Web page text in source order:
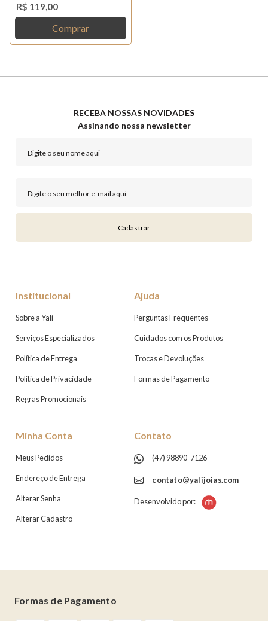
R$ 119,00
Comprar
Formas de Pagamento
RECEBA NOSSAS NOVIDADES
Assinando nossa newsletter
Cadastrar
Institucional
Sobre a Yali
Serviços Especializados
Política de Entrega
Política de Privacidade
Regras Promocionais
Ajuda
Perguntas Frequentes
Cuidados com os Produtos
Trocas e Devoluções
Formas de Pagamento
Minha Conta
Meus Pedidos
Endereço de Entrega
Alterar Senha
Alterar Cadastro
Contato
(47) 98890-7126
contato@yalijoias.com
Desenvolvido por: